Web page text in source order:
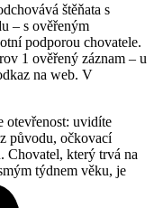
štěňata s
– s ověřeným
podporou chovatele.
1 ověřený záznam – u
na web. V
otevřenost: uvidíte
původu, očkovací
Chovatel, který trvá na
týdnem věku, je